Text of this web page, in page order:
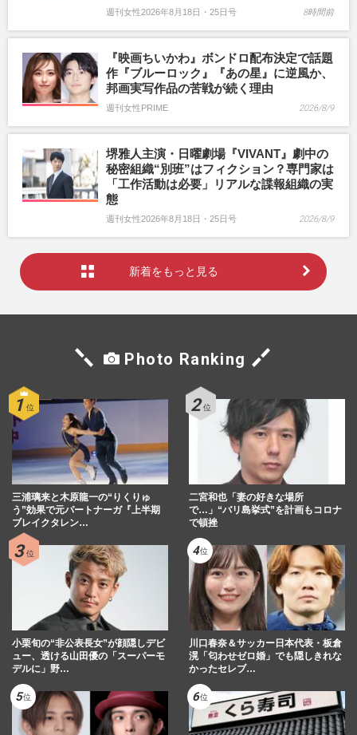
週刊女性2026年8月18日・25日号 8時間前
『映画ちいかわ』ボンドロ配布決定で話題
作『ブルーロック』『あの星』に逆風か、
邦画実写作品の苦戦が続く理由
週刊女性PRIME 2026/8/9
堺雅人主演・日曜劇場『VIVANT』劇中の
秘密組織“別班”はフィクション？専門家は
「工作活動は必要」リアルな諜報組織の実
態
週刊女性2026年8月18日・25日号 2026/8/9
新着をもっと見る
Photo Ranking
三浦璃来と木原龍一の“りくりゅ
う”効果で元パートナーガ『上半期
ブレイクタレン…
二宮和也「妻の好きな場所
で…」“バリ島挙式”を計画もコロナ
で頓挫
小栗旬の“非公表長女”が顔隠しデビ
ュー、透ける山田優の「スーパーモ
デルに」野…
川口春奈＆サッカー日本代表・板倉
滉「匂わせゼロ婚」でも隠しきれな
かったセレブ…